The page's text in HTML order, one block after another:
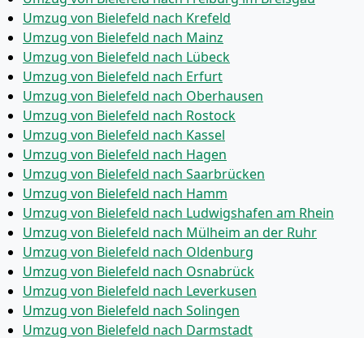
Umzug von Bielefeld nach Krefeld
Umzug von Bielefeld nach Mainz
Umzug von Bielefeld nach Lübeck
Umzug von Bielefeld nach Erfurt
Umzug von Bielefeld nach Oberhausen
Umzug von Bielefeld nach Rostock
Umzug von Bielefeld nach Kassel
Umzug von Bielefeld nach Hagen
Umzug von Bielefeld nach Saarbrücken
Umzug von Bielefeld nach Hamm
Umzug von Bielefeld nach Ludwigshafen am Rhein
Umzug von Bielefeld nach Mülheim an der Ruhr
Umzug von Bielefeld nach Oldenburg
Umzug von Bielefeld nach Osnabrück
Umzug von Bielefeld nach Leverkusen
Umzug von Bielefeld nach Solingen
Umzug von Bielefeld nach Darmstadt